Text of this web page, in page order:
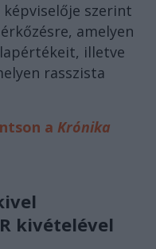
képviselője szerint
amelyen
illetve
rasszista
a Krónika
kivételével